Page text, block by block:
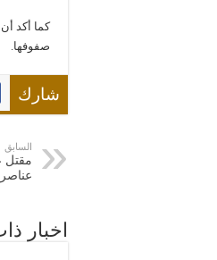
كما أكد
صفوفها.
شارك
السابق
اخبار